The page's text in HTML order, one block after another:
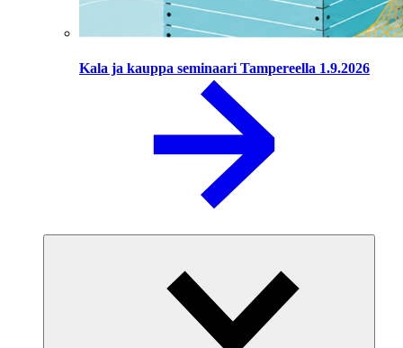
Kala ja kauppa seminaari Tampereella 1.9.2026